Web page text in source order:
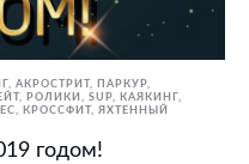
АКРОСТРИТ, ПАРКУР,
РОЛИКИ SUP
КАЯКИНГ
КРОССФИТ
ЯХТЕННЫЙ
годом!